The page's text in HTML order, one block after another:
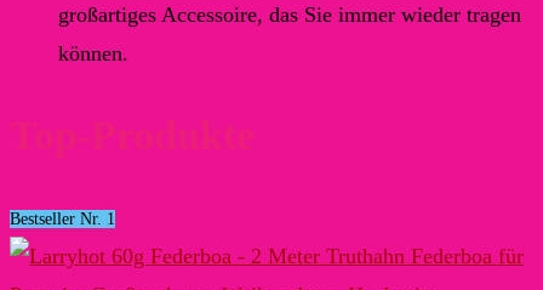
großartiges Accessoire, das Sie immer wieder tragen
können.
Top-Produkte
Bestseller Nr. 1